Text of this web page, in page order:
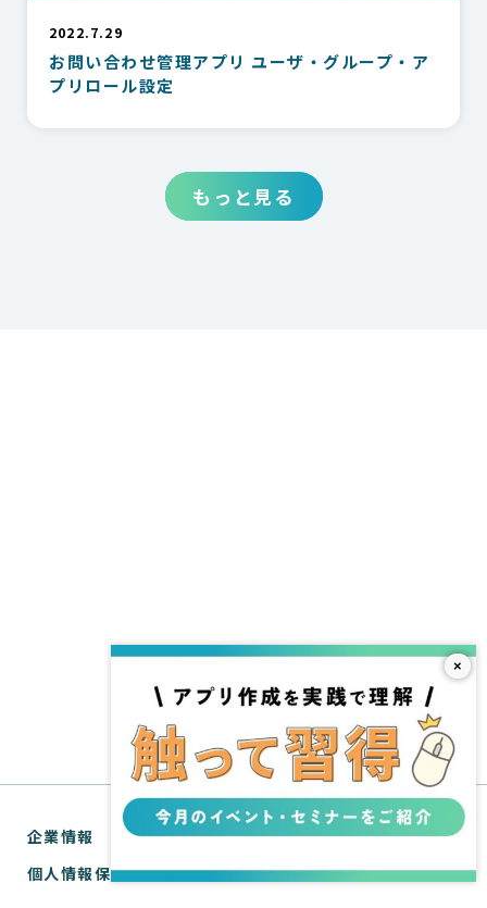
2022.7.29
お問い合わせ管理アプリ ユーザ・グループ・ア
プリロール設定
もっと見る
企業情報
個人情報保護方針
×